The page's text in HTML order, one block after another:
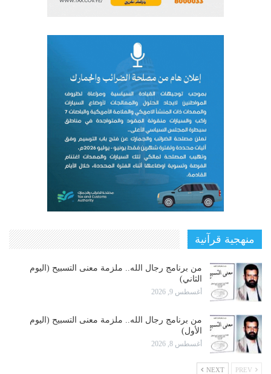
منهجية قرآنية
من برنامج رجال الله.. ملزمة معنى التسبيح (اليوم
الثاني)
أغسطس 9, 2026
من برنامج رجال الله.. ملزمة معنى التسبيح (اليوم
الأول)
أغسطس 8, 2026
NEXT